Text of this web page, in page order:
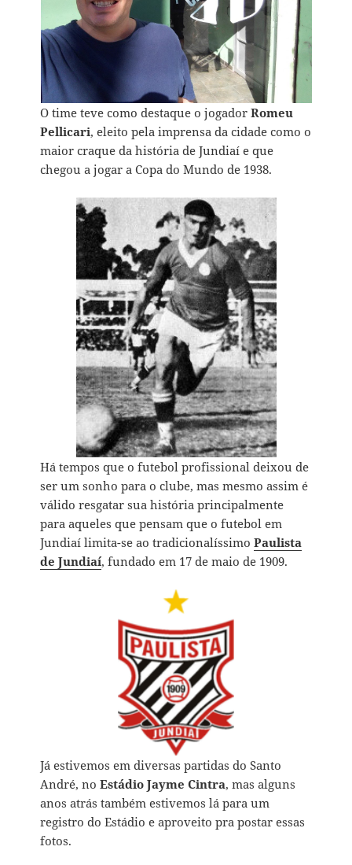
O time teve como destaque o jogadorRomeu
Pellicari, eleito pela imprensa da cidade como o
maior craque da história de Jundiaí e que
chegou a jogar a Copa do Mundo de 1938.
Há tempos que o futebol profissional deixou de
ser um sonho para o clube, mas mesmo assim é
válido resgatar sua história principalmente
para aqueles que pensam que o futebol em
Jundiaí limita-se ao tradicionalíssimoPaulista
de Jundiaí, fundado em 17 de maio de 1909.
Já estivemos em diversas partidas do Santo
André, noEstádio Jayme Cintra, mas alguns
anos atrás também estivemos lá para um
registro do Estádio e aproveito pra postar essas
fotos.